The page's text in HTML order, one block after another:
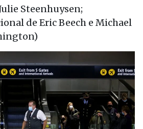
Steenhuysen;
de Eric Beech e Michael